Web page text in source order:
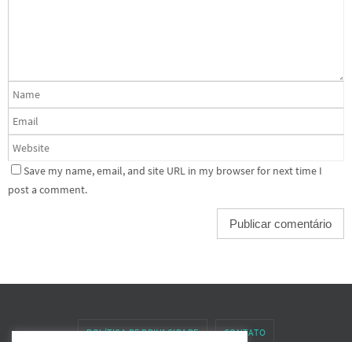
Save my name, email, and site URL in my browser for next time I
post a comment.
POLÍTICA DE PRIVACIDADE CONTATO